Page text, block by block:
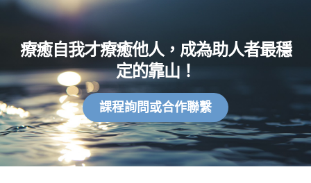
療癒自我才療癒他人，成為助人者最穩
定的靠山！
課程詢問或合作聯繫